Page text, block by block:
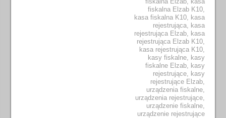
fiskalna Elzab K10,
kasa fiskalna K10, kasa
rejestrująca, kasa
rejestrująca Elzab, kasa
rejestrująca Elzab K10,
kasa rejestrująca K10,
kasy fiskalne, kasy
fiskalne Elzab, kasy
rejestrujące, kasy
rejestrujące Elzab,
urządzenia fiskalne,
urządzenia rejestrujące,
urządzenie fiskalne,
urządzenie rejestrujące